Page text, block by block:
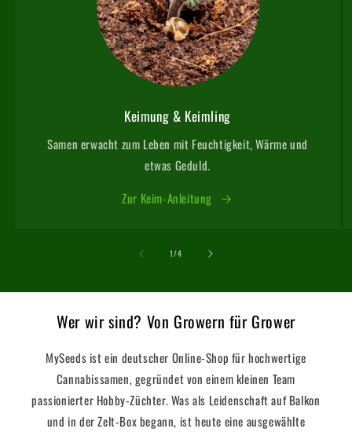
Keimung & Keimling
Samen erwacht zum Leben mit Feuchtigkeit, Wärme und
etwas Geduld.
Zur Keim-Anleitung
1/von
4
Wer wir sind? Von Growern für Grower
MySeeds ist ein deutscher Online-Shop für hochwertige
Cannabissamen, gegründet von einem kleinen Team
passionierter Hobby-Züchter. Was als Leidenschaft auf Balkon
und in der Zelt-Box begann, ist heute eine ausgewählte